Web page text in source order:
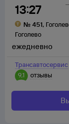
13:27
№ 451,
Гоголево
Трансавтосервис
9,1
отзывы
ежедневно